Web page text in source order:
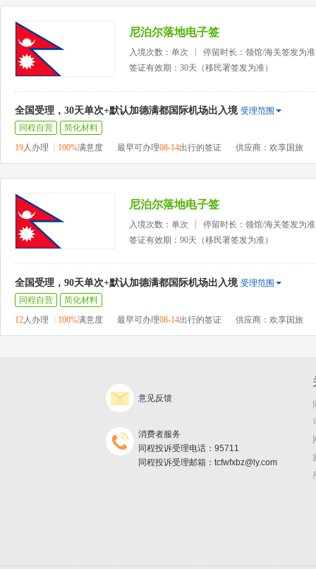
尼泊尔落地电子签
入境次数：单次
停留时长：领馆/海关签发为准
签证有效期：30天（移民署签发为准）
全国受理，30天单次+默认加德满都国际机场出入境 受理范围
同程自营
简化材料
19人办理 100%满意度 最早可办理08-14出行的签证 供应商：欢享国旅
尼泊尔落地电子签
入境次数：单次
停留时长：领馆/海关签发为准
签证有效期：90天（移民署签发为准）
全国受理，90天单次+默认加德满都国际机场出入境 受理范围
同程自营
简化材料
12人办理 100%满意度 最早可办理08-14出行的签证 供应商：欢享国旅
意见反馈
消费者服务
同程投诉受理电话：95711
同程投诉受理邮箱：tcfwfxbz@ly.com